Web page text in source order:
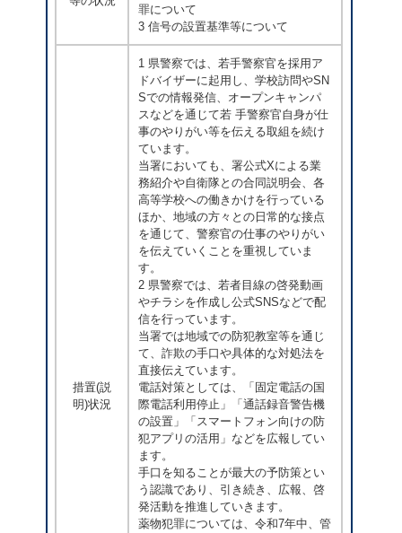
罪について
3 信号の設置基準等について
措置(説
明)状況
1 県警察では、若手警察官を採用ア
ドバイザーに起用し、学校訪問やSN
Sでの情報発信、オープンキャンパ
スなどを通じて若 手警察官自身が仕
事のやりがい等を伝える取組を続け
ています。
当署においても、署公式Xによる業
務紹介や自衛隊との合同説明会、各
高等学校への働きかけを行っている
ほか、地域の方々との日常的な接点
を通じて、警察官の仕事のやりがい
を伝えていくことを重視していま
す。
2 県警察では、若者目線の啓発動画
やチラシを作成し公式SNSなどで配
信を行っています。
当署では地域での防犯教室等を通じ
て、詐欺の手口や具体的な対処法を
直接伝えています。
電話対策としては、「固定電話の国
際電話利用停止」「通話録音警告機
の設置」「スマートフォン向けの防
犯アプリの活用」などを広報してい
ます。
手口を知ることが最大の予防策とい
う認識であり、引き続き、広報、啓
発活動を推進していきます。
薬物犯罪については、令和7年中、管